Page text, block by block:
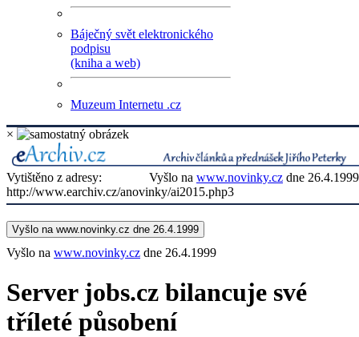
Báječný svět elektronického
podpisu
(kniha a web)
Muzeum Internetu .cz
×
Vyšlo na www.novinky.cz dne 26.4.1999
Vytištěno z adresy:
http://www.earchiv.cz/anovinky/ai2015.php3
Vyšlo na www.novinky.cz dne 26.4.1999
Vyšlo na www.novinky.cz dne 26.4.1999
Server jobs.cz bilancuje své
tříleté působení